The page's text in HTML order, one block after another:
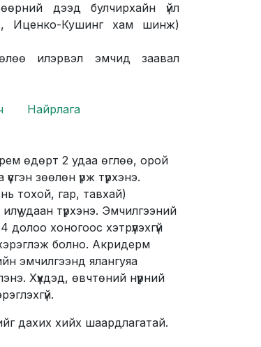
дээд булчирхайн үйл
Иценко-Кушинг хам шинж)
илэрвэл эмчид заавал
Найрлага
өдөрт 2 удаа өглөө, орой
зөөлөн үрж түрхэнэ.
тохой, гар, тавхай)
удаан түрхэнэ. Эмчилгээний
хоногоос хэтрүүлэхгүй
болно. Акридерм
эмчилгээнд ялангуяа
Хүүхдэд, өвчтөний нүүрний
дахих хийх шаардлагатай.